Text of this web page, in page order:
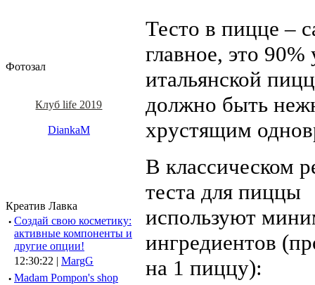
Фотозал
Клуб life 2019
DiankaM
Креатив Лавка
· Создай свою косметику:
активные компоненты и
другие опции!
12:30:22 | MargG
· Madam Pompon's shop
Тесто в пицце –
главное, это
итальянской
должно быть
хрустящим
В классическом
теста для пиццы
используют
ингредиентов
на 1 пиццу):